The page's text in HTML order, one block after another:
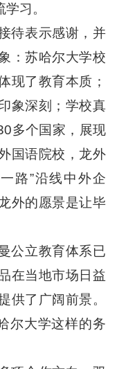
习。
待表示感谢，并
：苏哈尔大学校
现了教育本质；
象深刻；学校真
多个国家，展现
国语院校，龙外
路”沿线中外企
外的愿景是让毕
公立教育体系已
在当地市场日益
供了广阔前景。
尔大学这样的务